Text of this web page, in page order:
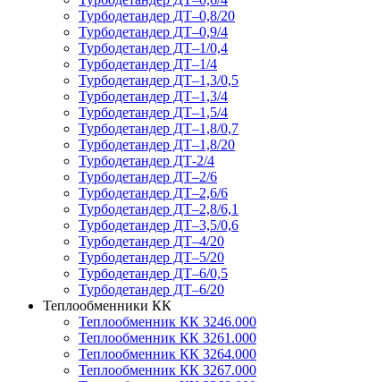
Турбодетандер ДТ–0,8/20
Турбодетандер ДТ–0,9/4
Турбодетандер ДТ–1/0,4
Турбодетандер ДТ–1/4
Турбодетандер ДТ–1,3/0,5
Турбодетандер ДТ–1,3/4
Турбодетандер ДТ–1,5/4
Турбодетандер ДТ–1,8/0,7
Турбодетандер ДТ–1,8/20
Турбодетандер ДТ-2/4
Турбодетандер ДТ–2/6
Турбодетандер ДТ–2,6/6
Турбодетандер ДТ–2,8/6,1
Турбодетандер ДТ–3,5/0,6
Турбодетандер ДТ–4/20
Турбодетандер ДТ–5/20
Турбодетандер ДТ–6/0,5
Турбодетандер ДТ–6/20
Теплообменники КК
Теплообменник КК 3246.000
Теплообменник КК 3261.000
Теплообменник КК 3264.000
Теплообменник КК 3267.000